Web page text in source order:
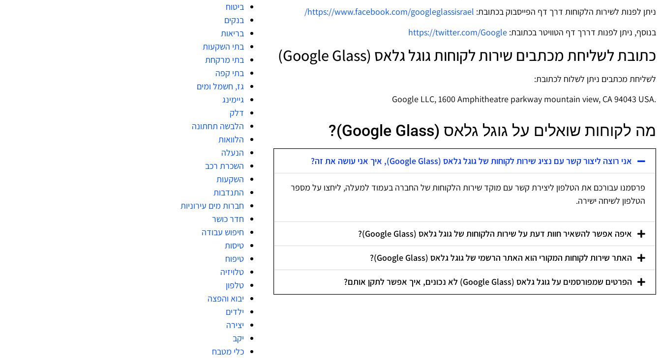
ניתן לפנות לשירות הלקוחות דרך דף הפייסבוק בכתובת: https://www.facebook.com/googleglassisrael/
בנוסף, ניתן לפנות דררך דף הטוויטר בכתובת: https://twitter.com/Google
כתובת לשליחת מכתבים שירות לקוחות גוגל גלאס (Google Glass)
לשליחת מכתבים ניתן לשלוח לכתובת:
.Google LLC, 1600 Amphitheatre parkway mountain view, CA 94043 USA
מה לקוחות שואלים על גוגל גלאס (Google Glass)?
אני רוצה ליצור קשר עם נציג שירות לקוחות של גוגל גלאס (Google Glass), איך אני עושה את זה?
פרסמנו עבורכם את הטלפון ליצירת קשר עם מוקד שירות הלקוחות של החברה בעמוד למעלה, ליחצו על מספר
הטלפון לשיחה ישירה.
איפה אפשר להשאיר חוות דעת על שירות הלקוחות של גוגל גלאס (Google Glass)?
האתר שירות לקוחות המקורי הוא האתר הרשמי של גוגל גלאס (Google Glass)?
הפרטים שמפורסמים על גוגל גלאס (Google Glass) לא נכונים, איך אפשר לתקן אותם?
ביטוח
בנקים
בריאות
בתי השקעות
בתי מרקחת
בתי קפה
גז, חשמל ומים
גיימינג
דלק
הלבשה תחתונה
הלוואות
הנעלה
השכרת רכב
השקעות
התנדבות
חברות מים עירוניות
חדר כושר
חיפוש עבודה
טיסות
טיפוח
טלויזיה
טלפון
יבוא והפצה
ילדים
יצירה
יקב
כלי מטבח